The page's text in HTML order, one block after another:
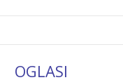
OGLASI